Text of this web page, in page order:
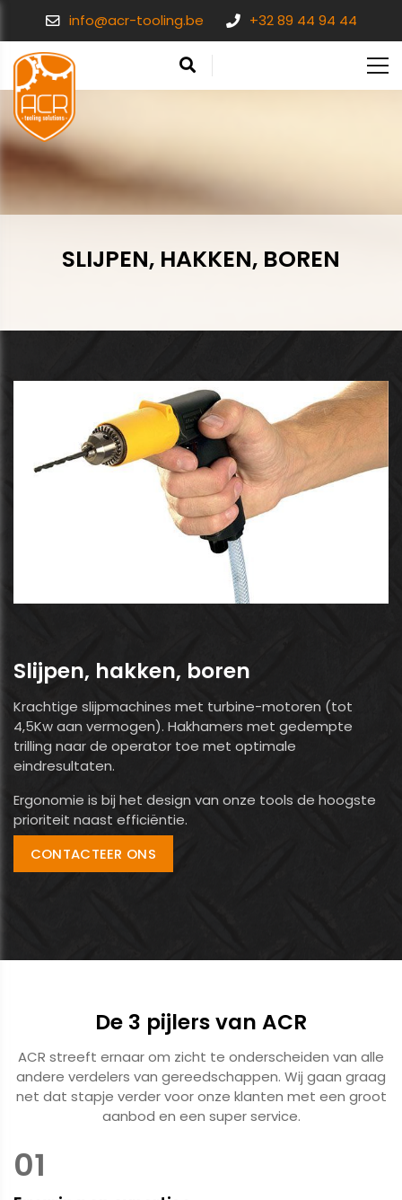
info@acr-tooling.be +32 89 44 94 44
SLIJPEN, HAKKEN, BOREN
Slijpen, hakken, boren
Krachtige slijpmachines met turbine-motoren (tot
4,5Kw aan vermogen). Hakhamers met gedempte
trilling naar de operator toe met optimale
eindresultaten.
Ergonomie is bij het design van onze tools de hoogste
prioriteit naast efficiëntie.
CONTACTEER ONS
De 3 pijlers van ACR
ACR streeft ernaar om zicht te onderscheiden van alle
andere verdelers van gereedschappen. Wij gaan graag
net dat stapje verder voor onze klanten met een groot
aanbod en een super service.
01